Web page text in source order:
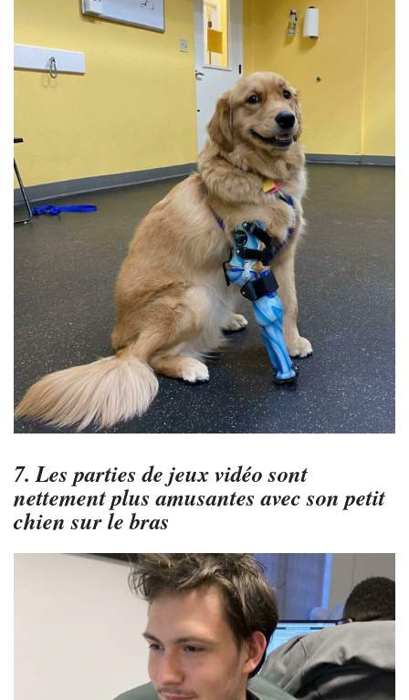
7. Les parties de jeux vidéo sont
nettement plus amusantes avec son petit
chien sur le bras